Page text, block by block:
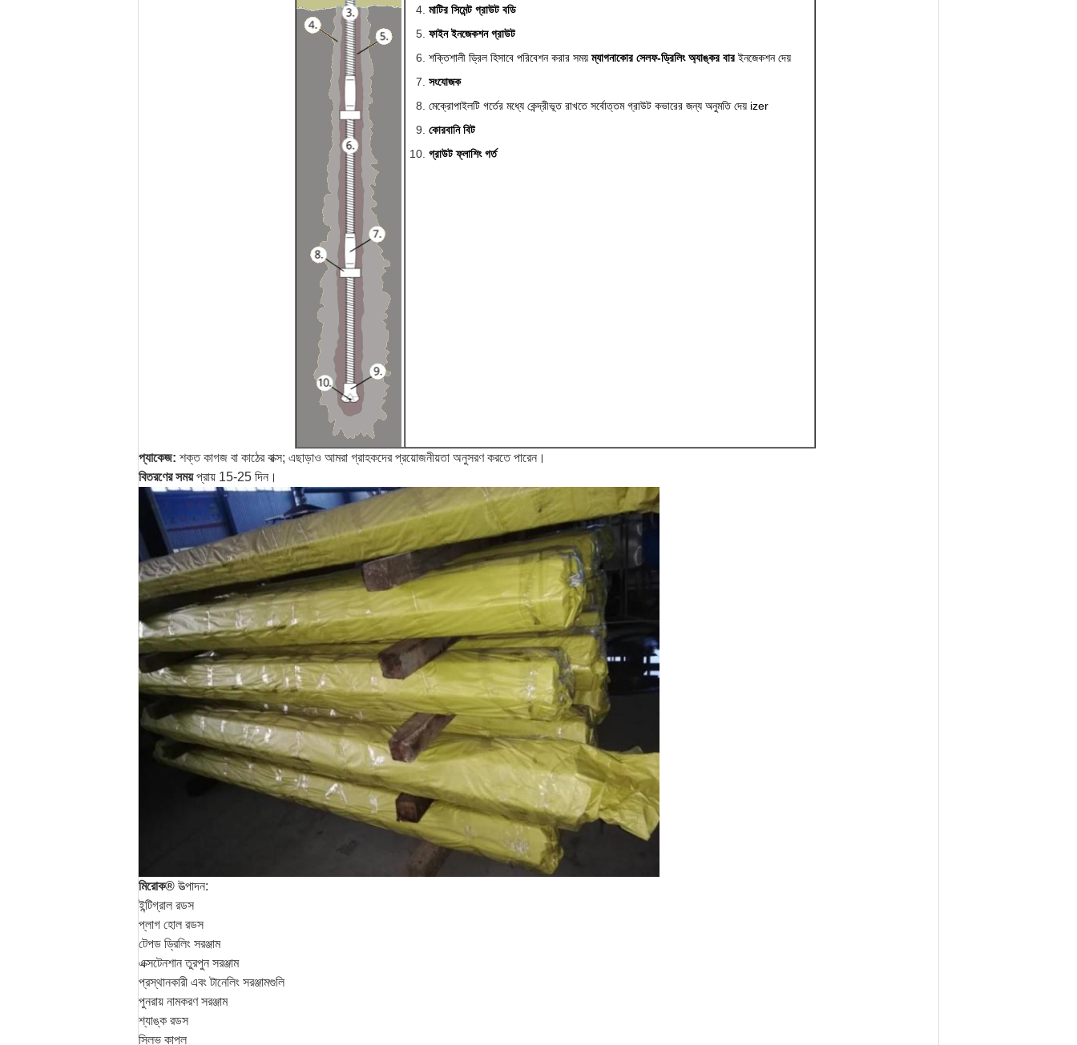
মাটির সিমেন্ট গ্রাউট বডি
ফাইন ইনজেকশন গ্রাউট
শক্তিশালী ড্রিল হিসাবে পরিবেশন করার সময়ম্যাগনাকোর সেলফ-ড্রিলিং অ্যাঙ্কর বারইনজেকশন দেয়
সংযোজক
মেক্রোপাইলটি গর্তের মধ্যে কেন্দ্রীভূত রাখতে সর্বোত্তম গ্রাউট কভারের জন্য অনুমতি দেয় izer
কোরবানি বিট
গ্রাউট ফ্লাশিং গর্ত
প্যাকেজ: শক্ত কাগজ বা কাঠের বাক্স; এছাড়াও আমরা গ্রাহকদের প্রয়োজনীয়তা অনুসরণ করতে পারেন।
বিতরণের সময়প্রায় 15-25 দিন।
মিরোক® উত্পাদন:
ইন্টিগ্রাল রডস
প্লাগ হোল রডস
টেপড ড্রিলিং সরঞ্জাম
এক্সটেনশান তুরপুন সরঞ্জাম
প্রস্থানকারী এবং টানেলিং সরঞ্জামগুলি
পুনরায় নামকরণ সরঞ্জাম
শ্যাঙ্ক রডস
স্লিভ কাপল